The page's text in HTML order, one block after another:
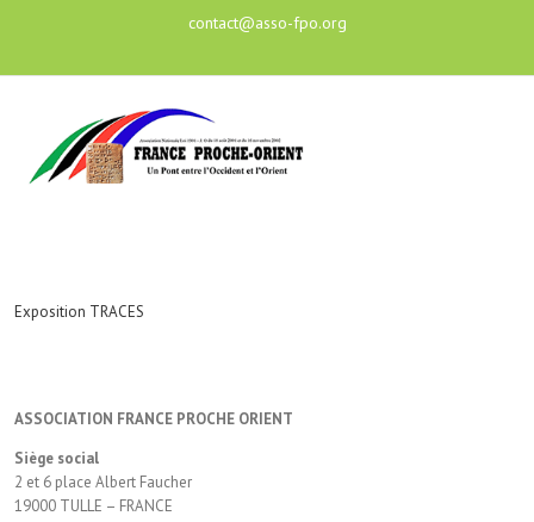
contact@asso-fpo.org
Exposition TRACES
ASSOCIATION FRANCE PROCHE ORIENT
Siège social
2 et 6 place Albert Faucher
19000 TULLE – FRANCE